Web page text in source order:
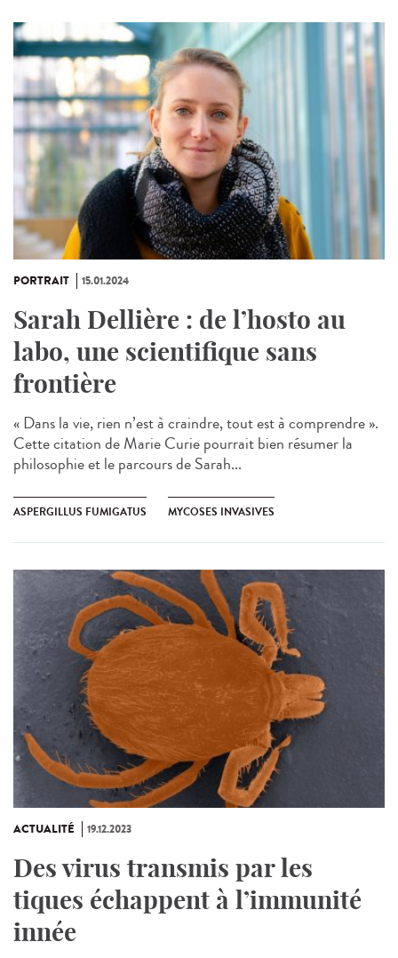
PORTRAIT 15.01.2024
Sarah Dellière : de l’hosto au
labo, une scientifique sans
frontière
« Dans la vie, rien n’est à craindre, tout est à comprendre ».
Cette citation de Marie Curie pourrait bien résumer la
philosophie et le parcours de Sarah...
ASPERGILLUS FUMIGATUS MYCOSES INVASIVES
ACTUALITÉ 19.12.2023
Des virus transmis par les
tiques échappent à l’immunité
innée